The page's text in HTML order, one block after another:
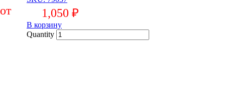
1,050 ₽
В корзину
Quantity